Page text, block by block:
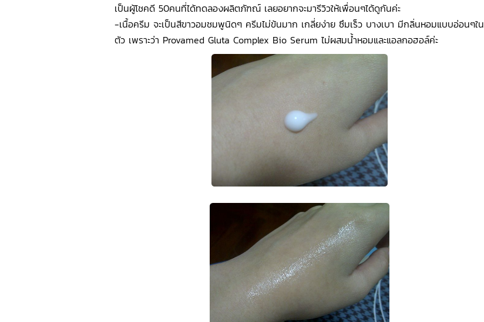
เป็นผู้โชคดี 50คนที่ได้ทดลองผลิตภัฑณ์ เลยอยากจะมารีวิวให้เพื่อนๆได้ดูกันค่ะ
-เนื้อครีม จะเป็นสีขาวอมชมพูนิดๆ ครีมไม่ข้นมาก เกลี่ยง่าย ซึมเร็ว บางเบา มีกลิ่นหอมแบบอ่อนๆใน
ตัว เพราะว่า Provamed Gluta Complex Bio Serum ไม่ผสมน้ำหอมและแอลกอฮอล์ค่ะ